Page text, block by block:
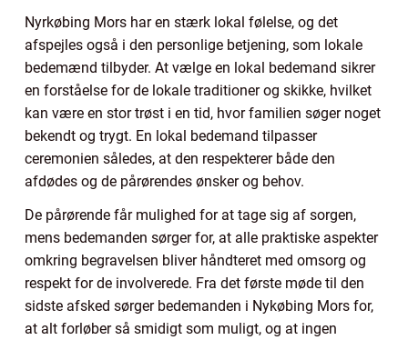
Nyrkøbing Mors har en stærk lokal følelse, og det
afspejles også i den personlige betjening, som lokale
bedemænd tilbyder. At vælge en lokal bedemand sikrer
en forståelse for de lokale traditioner og skikke, hvilket
kan være en stor trøst i en tid, hvor familien søger noget
bekendt og trygt. En lokal bedemand tilpasser
ceremonien således, at den respekterer både den
afdødes og de pårørendes ønsker og behov.
De pårørende får mulighed for at tage sig af sorgen,
mens bedemanden sørger for, at alle praktiske aspekter
omkring begravelsen bliver håndteret med omsorg og
respekt for de involverede. Fra det første møde til den
sidste afsked sørger bedemanden i Nykøbing Mors for,
at alt forløber så smidigt som muligt, og at ingen